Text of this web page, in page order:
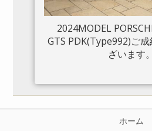
2024MODEL
GTS PDK(Type992)ご
ざいます。
ホーム